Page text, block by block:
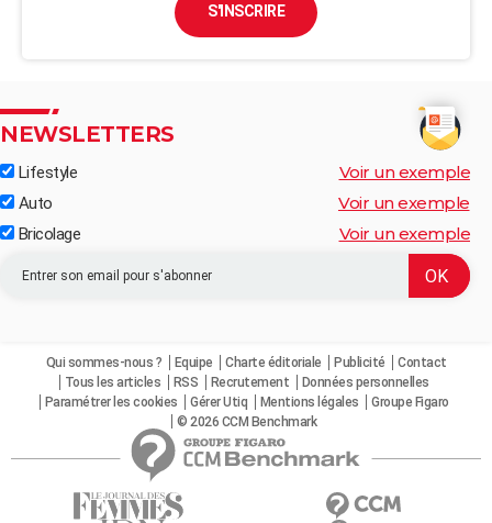
S'INSCRIRE
NEWSLETTERS
Lifestyle Voir un exemple
Auto Voir un exemple
Bricolage Voir un exemple
Qui sommes-nous ? Equipe Charte éditoriale Publicité
Contact
Tous les articles
RSS Recrutement
Données personnelles
Paramétrer les cookies
Gérer Utiq Mentions légales
Groupe Figaro
© 2026 CCM Benchmark